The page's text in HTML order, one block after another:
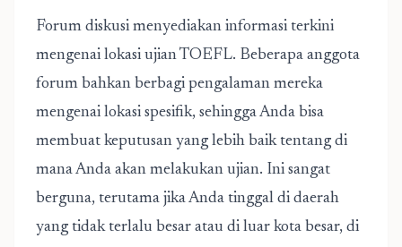
Forum diskusi menyediakan informasi terkini
mengenai lokasi ujian TOEFL. Beberapa anggota
forum bahkan berbagi pengalaman mereka
mengenai lokasi spesifik, sehingga Anda bisa
membuat keputusan yang lebih baik tentang di
mana Anda akan melakukan ujian. Ini sangat
berguna, terutama jika Anda tinggal di daerah
yang tidak terlalu besar atau di luar kota besar, di